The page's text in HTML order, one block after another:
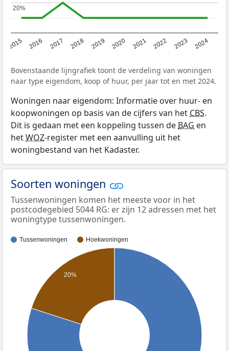
2015 2016 2017 2018 2019 2020 2021 2022 2023 2024
20%
20%
Bovenstaande lijngrafiek toont de verdeling van woningen
naar type eigendom, koop of huur, per jaar tot en met 2024.
Woningen naar eigendom: Informatie over huur- en
koopwoningen op basis van de cijfers van het CBS.
Dit is gedaan met een koppeling tussen de BAG en
hetWOZ-register met een aanvulling uit het
woningbestand van het Kadaster.
Soorten woningen
Tussenwoningen komen het meeste voor in het
postcodegebied 5044 RG: er zijn 12 adressen met het
woningtype tussenwoningen.
Tussenwoningen Hoekwoningen
20%